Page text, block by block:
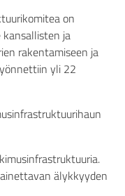
on
ja
rakentamiseen ja
yli 22
älykkyyden